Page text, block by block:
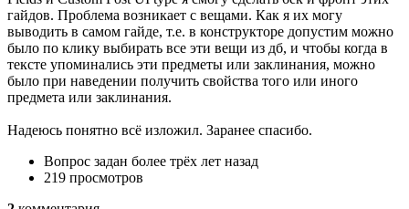
гайдов. Проблема возникает с вещами. Как я их могу
выводить в самом гайде, т.е. в конструкторе допустим можно
было по клику выбирать все эти вещи из дб, и чтобы когда в
тексте упоминались эти предметы или заклинания, можно
было при наведении получить свойства того или иного
предмета или заклинания.
Надеюсь понятно всё изложил. Заранее спасибо.
Вопрос задан более трёх лет назад
219 просмотров